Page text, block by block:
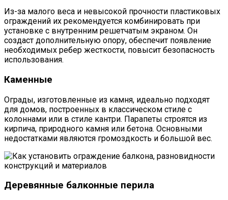
Из-за малого веса и невысокой прочности пластиковых
ограждений их рекомендуется комбинировать при
установке с внутренним решетчатым экраном. Он
создаст дополнительную опору, обеспечит появление
необходимых ребер жесткости, повысит безопасность
использования.
Каменные
Ограды, изготовленные из камня, идеально подходят
для домов, построенных в классическом стиле с
колоннами или в стиле кантри. Парапеты строятся из
кирпича, природного камня или бетона. Основными
недостатками являются громоздкость и большой вес.
Деревянные балконные перила